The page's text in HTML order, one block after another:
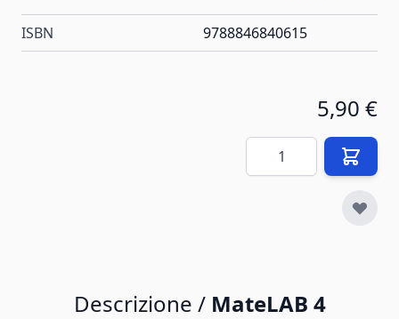
ISBN 9788846840615
5,90 €
Quantità
Descrizione / MateLAB 4